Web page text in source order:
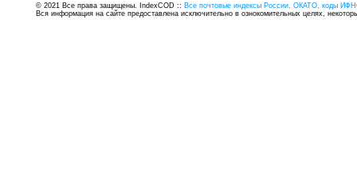
© 2021 Все права защищены. IndexCOD :: Все почтовые индексы России, ОКАТО, коды
Вся информация на сайте предоставлена исключительно в ознокомительных целях,